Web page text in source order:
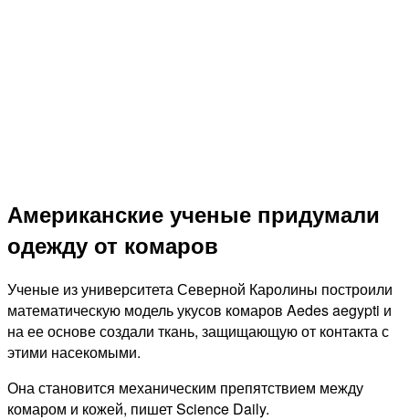
Американские ученые придумали
одежду от комаров
Ученые из университета Северной Каролины построили
математическую модель укусов комаров Aedes aegypti и
на ее основе создали ткань, защищающую от контакта с
этими насекомыми.
Она становится механическим препятствием между
комаром и кожей, пишет Science Daily.